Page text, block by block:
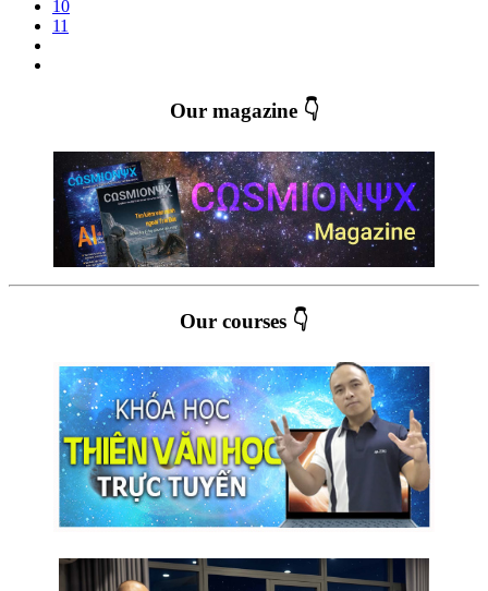
10
11
Our magazine 👇
Our courses 👇